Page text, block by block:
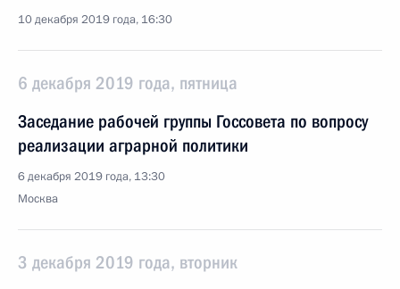
10 декабря 2019 года, 16:30
6 декабря 2019 года, пятница
Заседание рабочей группы Госсовета по вопросу
реализации аграрной политики
6 декабря 2019 года, 13:30
Москва
3 декабря 2019 года, вторник